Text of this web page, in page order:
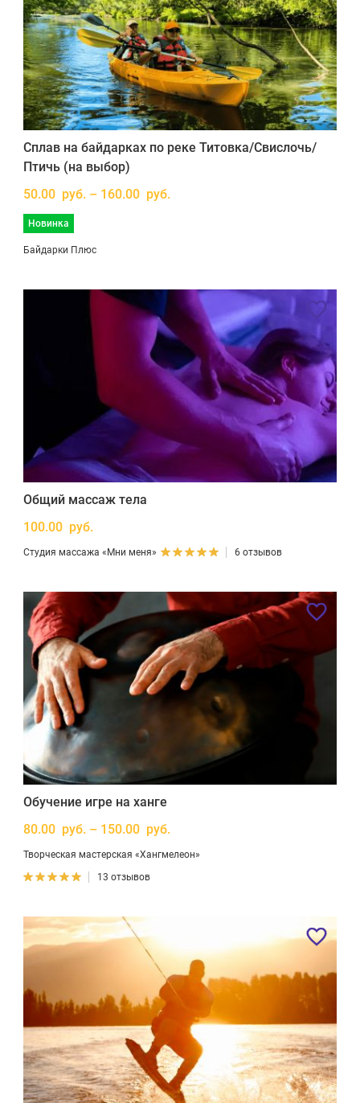
Сплав на байдарках по реке Титовка/Свислочь/
Птичь (на выбор)
50.00 руб. – 160.00 руб.
Новинка
Байдарки Плюс
Общий массаж тела
100.00 руб.
Студия массажа «Мни меня» 6 отзывов
Обучение игре на ханге
80.00 руб. – 150.00 руб.
Творческая мастерская «Хангмелеон»
13 отзывов